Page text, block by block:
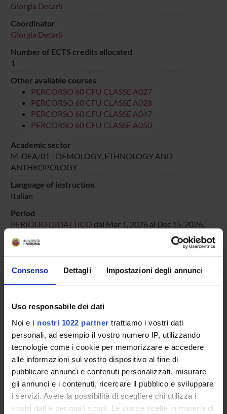
Consenso Dettagli Impostazioni degli annunci
Uso responsabile dei dati
Noi e i nostri 1022 partner trattiamo i vostri dati
personali, ad esempio il vostro numero IP, utilizzando
tecnologie come i cookie per memorizzare e accedere
alle informazioni sul vostro dispositivo al fine di
pubblicare annunci e contenuti personalizzati, misurare
gli annunci e i contenuti, ricercare il pubblico e sviluppare
i servizi. Avete la possibilità di scegliere chi utilizza i
vostri dati e per quali scopi. Le vostre scelte in materia di
Giorgia Decarli
Coordinator
Giorgia Decarli
Number of ECTS credits allocated
1
Other available courses
PERCORSO 60 CFU CLASSE A027
PERCORSO 60 CFU CLASSE A028
PERCORSO 60 CFU CLASSE A047
PERCORSO 60 CFU CLASSE A050
Academic sector
M-DEA/01 - DEMOLOGY, ETHNOLOGY AND
ANTHROPOLOGY
Language of instruction
Italian
Period
PERIODO DIDATTICO dal Mar 1, 2026 al Dec 15, 2026.
Seminars related to the course
Go to lesson schedule
Overview
Courses
Academic Calendar